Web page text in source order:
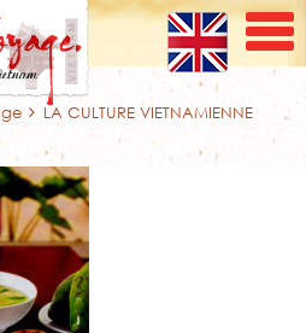
LA CULTURE VIETNAMIENNE